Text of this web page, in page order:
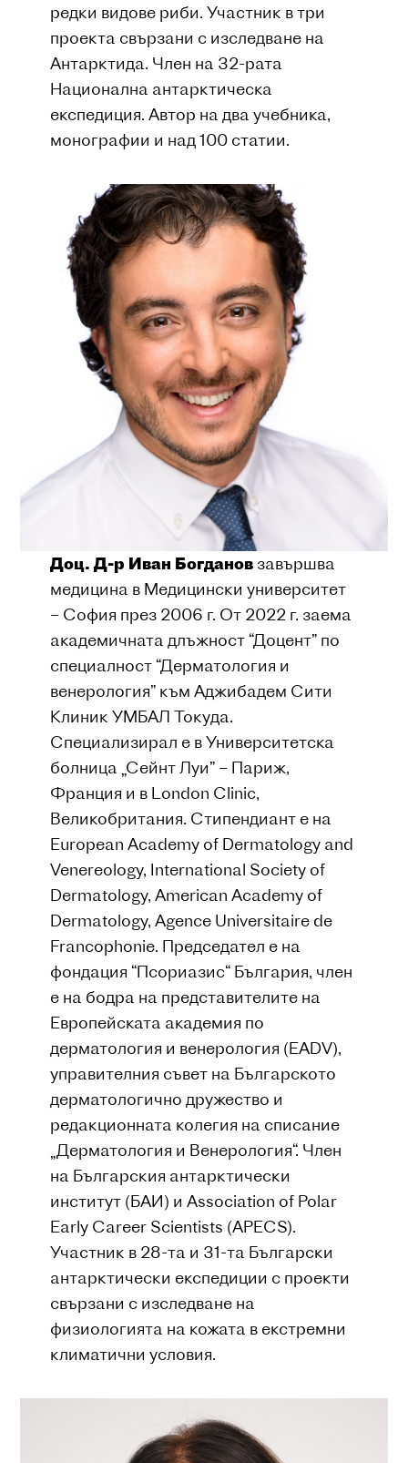
редки видове риби. Участник в три
проекта свързани с изследване на
Антарктида. Член на 32-рата
Национална антарктическа
експедиция. Автор на два учебника,
монографии и над 100 статии.
Доц. Д-р Иван Богдановзавършва
медицина в Медицински университет
– София през 2006 г. От 2022 г. заема
академичната длъжност “Доцент” по
специалност “Дерматология и
венерология” към Аджибадем Сити
Клиник УМБАЛ Токуда.
Специализирал е в Университетска
болница „Сейнт Луи” – Париж,
Франция и в London Clinic,
Великобритания. Стипендиант е на
European Academy of Dermatology and
Venereology, International Society of
Dermatology, American Academy of
Dermatology, Agence Universitaire de
Francophonie. Председател е на
фондация “Псориазис“ България, член
е на бодра на представителите на
Европейската академия по
дерматология и венерология (EADV),
управителния съвет на Българското
дерматологично дружество и
редакционната колегия на списание
„Дерматология и Венерология“. Член
на Българския антарктически
институт (БАИ) и Association of Polar
Early Career Scientists (APECS).
Участник в 28-та и 31-та Български
антарктически експедиции с проекти
свързани с изследване на
физиологията на кожата в екстремни
климатични условия.